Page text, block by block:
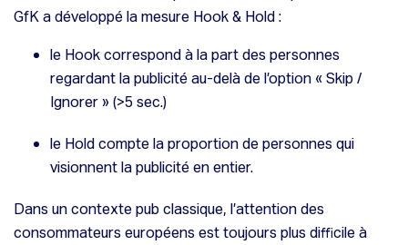
GfK a développé la mesure Hook & Hold :
le Hook correspond à la part des personnes
regardant la publicité au-delà de l’option « Skip /
Ignorer » (>5 sec.)
le Hold compte la proportion de personnes qui
visionnent la publicité en entier.
Dans un contexte pub classique, l’attention des
consommateurs européens est toujours plus difficile à